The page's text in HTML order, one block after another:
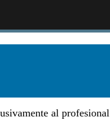
al profesional